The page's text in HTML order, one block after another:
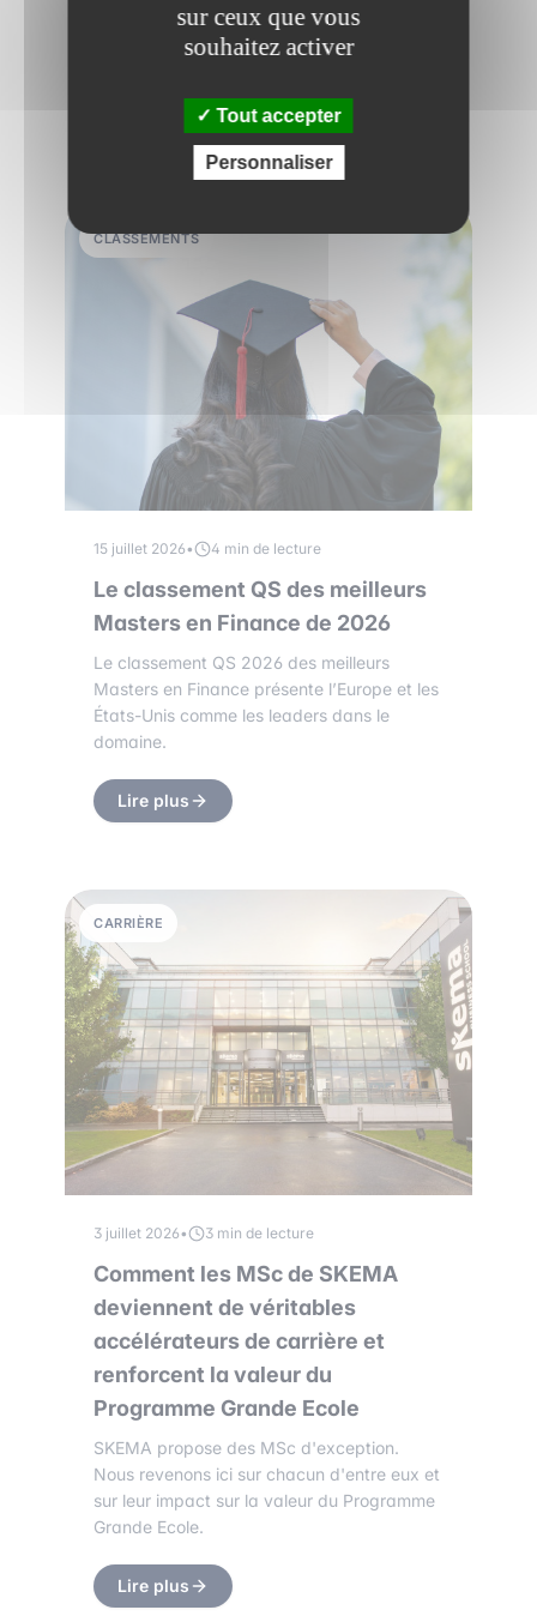
des meilleures écoles de commerce.
Découvrez le palmarès et notre analyse !
CLASSEMENTS
15 juillet 2026• 4 min de lecture
Le classement QS des meilleurs
Masters en Finance de 2026
Le classement QS 2026 des meilleurs
Masters en Finance présente l’Europe et les
États-Unis comme les leaders dans le
domaine.
Lire plus
CARRIÈRE
3 juillet 2026• 3 min de lecture
Comment les MSc de SKEMA
deviennent de véritables
accélérateurs de carrière et
renforcent la valeur du
Programme Grande Ecole
SKEMA propose des MSc d'exception.
Nous revenons ici sur chacun d'entre eux et
sur leur impact sur la valeur du Programme
Grande Ecole.
Lire plus
sur ceux que vous
souhaitez activer
Tout accepter
Personnaliser